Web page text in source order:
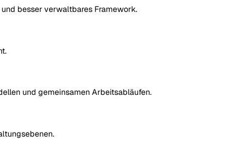
besser verwaltbares Framework.
und gemeinsamen Arbeitsabläufen.